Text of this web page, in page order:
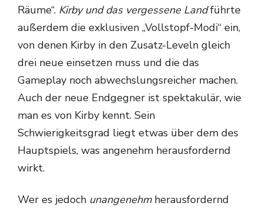
Räume“. Kirby und das vergessene Landführte
außerdem die exklusiven „Vollstopf-Modi“ ein,
von denen Kirby in den Zusatz-Leveln gleich
drei neue einsetzen muss und die das
Gameplay noch abwechslungsreicher machen.
Auch der neue Endgegner ist spektakulär, wie
man es von Kirby kennt. Sein
Schwierigkeitsgrad liegt etwas über dem des
Hauptspiels, was angenehm herausfordernd
wirkt.
Wer es jedoch unangenehmherausfordernd